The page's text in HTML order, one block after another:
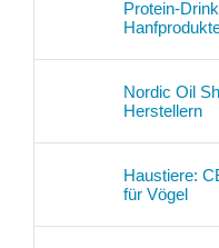
Protein-
Nordic Oil
Herstellern
Haustiere:
für Vögel